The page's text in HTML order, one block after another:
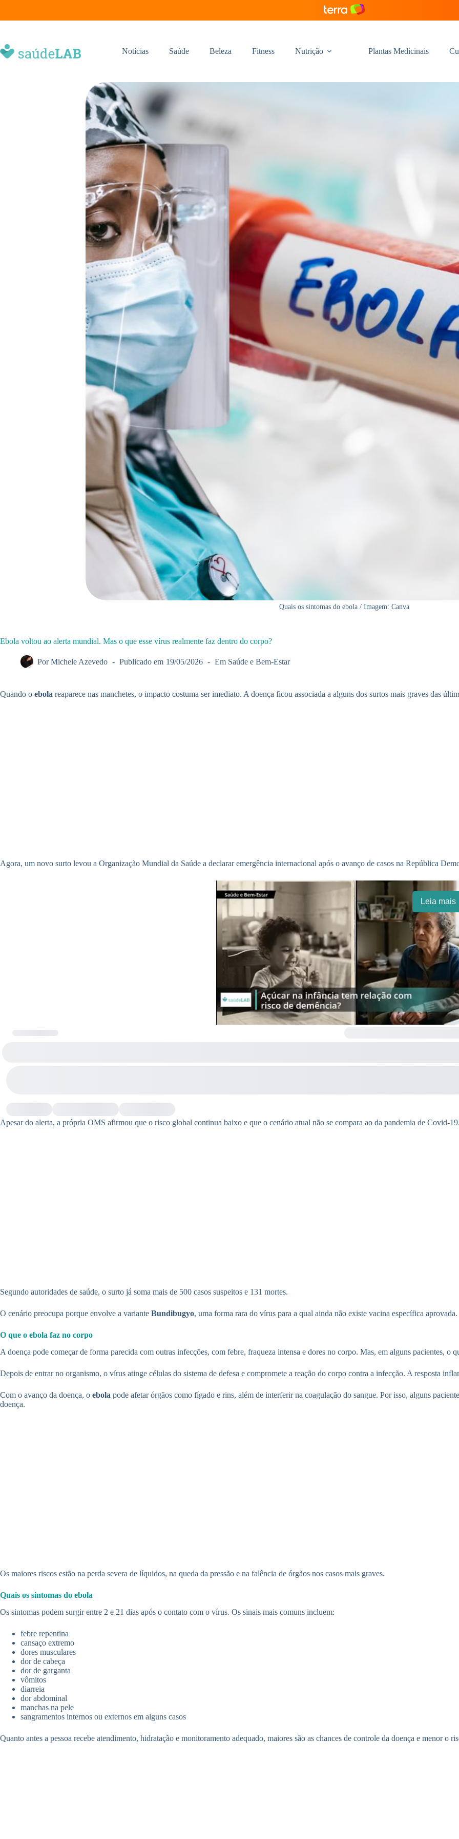
Notícias Saúde Beleza Fitness Nutrição Plantas Medicinais
Quais os sintomas do ebola / Imagem: Canva
Ebola voltou ao alerta mundial. Mas o que esse vírus realmente faz dentro do corpo?
Por Michele Azevedo Publicado em 19/05/2026 Em Saúde e Bem-Estar
Quando o ebola reaparece nas manchetes, o impacto costuma ser imediato. A doença ficou associada a alguns dos surtos mais graves das
Agora, um novo surto levou a Organização Mundial da Saúde a declarar emergência internacional após o avanço de casos na República
Leia mais
Apesar do alerta, a própria OMS afirmou que o risco global continua baixo e que o cenário atual não se compara ao da pandemia de Covid-
Segundo autoridades de saúde, o surto já soma mais de 500 casos suspeitos e 131 mortes.
O cenário preocupa porque envolve a variante Bundibugyo, uma forma rara do vírus para a qual ainda não existe vacina específica aprovada.
O que o ebola faz no corpo
A doença pode começar de forma parecida com outras infecções, com febre, fraqueza intensa e dores no corpo. Mas, em alguns pacientes, o
Depois de entrar no organismo, o vírus atinge células do sistema de defesa e compromete a reação do corpo contra a infecção. A resposta
Com o avanço da doença, o ebola pode afetar órgãos como fígado e rins, além de interferir na coagulação do sangue. Por isso, alguns
doença.
Os maiores riscos estão na perda severa de líquidos, na queda da pressão e na falência de órgãos nos casos mais graves.
Quais os sintomas do ebola
Os sintomas podem surgir entre 2 e 21 dias após o contato com o vírus. Os sinais mais comuns incluem:
febre repentina
cansaço extremo
dores musculares
dor de cabeça
dor de garganta
vômitos
diarreia
dor abdominal
manchas na pele
sangramentos internos ou externos em alguns casos
Quanto antes a pessoa recebe atendimento, hidratação e monitoramento adequado, maiores são as chances de controle da doença e menor o